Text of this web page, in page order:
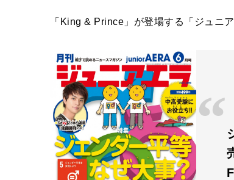
「King & Prince」が登場する「ジュニ